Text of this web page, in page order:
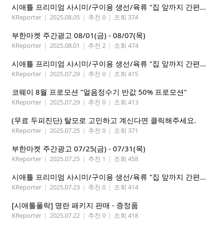
시애틀 프리미엄 사시미/구이용 생선/육류 "집 앞까지 간편하게" – 영오션닷컴
KReporter | 2025.08.05 | 추천 0 | 조회 374
부한마켓 주간광고 08/01(금) - 08/07(목)
KReporter | 2025.08.01 | 추천 2 | 조회 474
시애틀 프리미엄 사시미/구이용 생선/육류 "집 앞까지 간편하게" – 영오션닷컴
KReporter | 2025.07.29 | 추천 0 | 조회 415
코웨이 8월 프로모션 "얼음정수기 반값 50% 프로모션"
KReporter | 2025.07.29 | 추천 0 | 조회 413
(무료 두피진단) 탈모로 고민하고 계신다면 클릭해주세요.
KReporter | 2025.07.25 | 추천 0 | 조회 371
부한마켓 주간광고 07/25(금) - 07/31(목)
KReporter | 2025.07.25 | 추천 1 | 조회 458
시애틀 프리미엄 사시미/구이용 생선/육류 "집 앞까지 간편하게" – 영오션닷컴
KReporter | 2025.07.23 | 추천 0 | 조회 414
[시애틀폴락] 명란 패키지 판매 - 증정품
KReporter | 2025.07.22 | 추천 0 | 조회 418